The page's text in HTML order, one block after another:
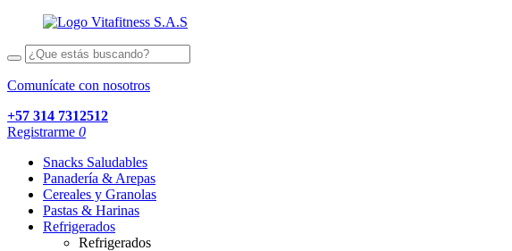
Comunícate con nosotros
+57 314 7312512
Registrarme 0
Snacks Saludables
Panadería & Arepas
Cereales y Granolas
Pastas & Harinas
Refrigerados
Refrigerados